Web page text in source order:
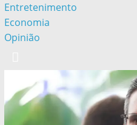
Entretenimento
Economia
Opinião